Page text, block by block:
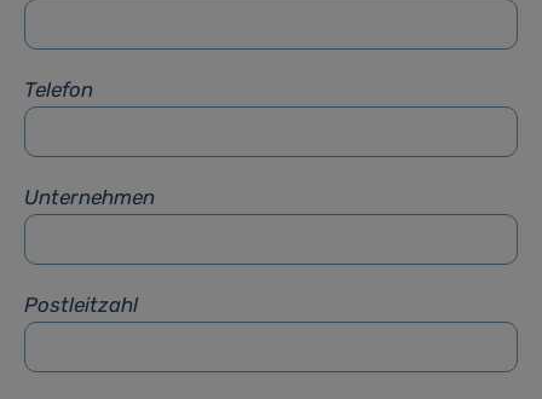
Telefon
Unternehmen
Postleitzahl